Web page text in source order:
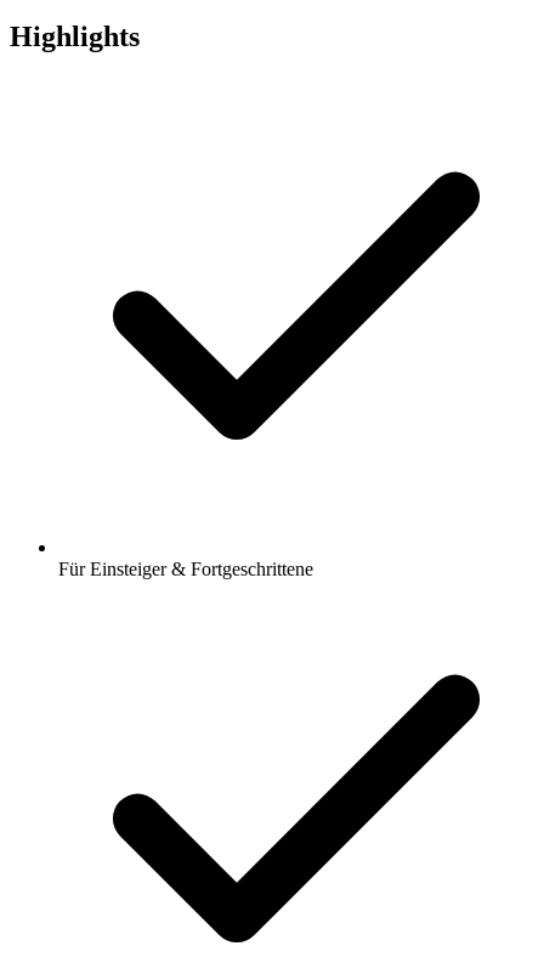
Highlights
Für Einsteiger & Fortgeschrittene